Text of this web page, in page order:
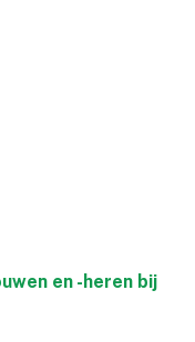
en -heren bij